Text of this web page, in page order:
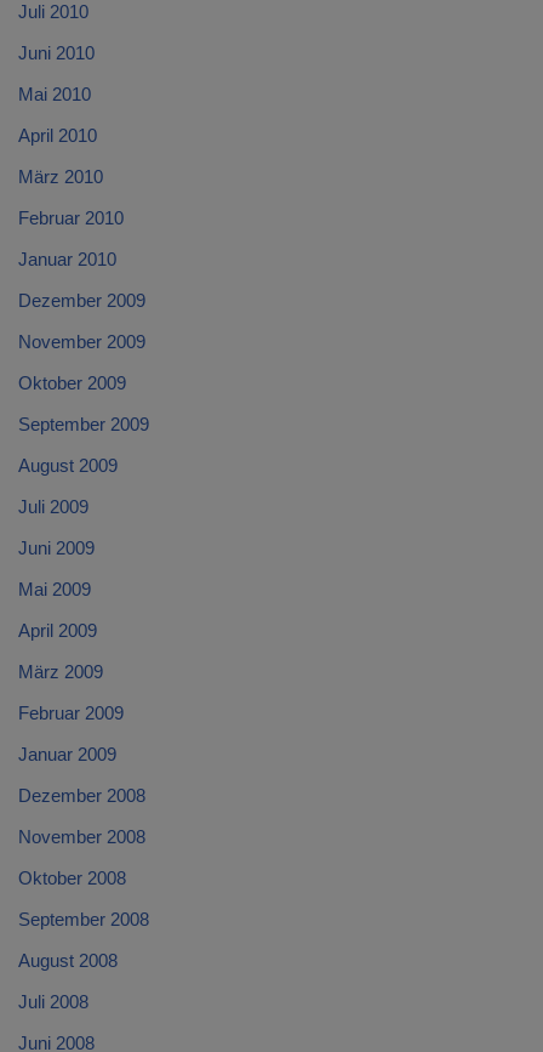
Juli 2010
Juni 2010
Mai 2010
April 2010
März 2010
Februar 2010
Januar 2010
Dezember 2009
November 2009
Oktober 2009
September 2009
August 2009
Juli 2009
Juni 2009
Mai 2009
April 2009
März 2009
Februar 2009
Januar 2009
Dezember 2008
November 2008
Oktober 2008
September 2008
August 2008
Juli 2008
Juni 2008